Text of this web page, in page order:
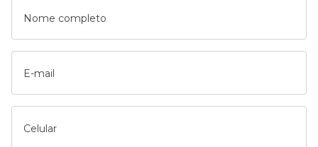
Nome completo
E-mail
Celular